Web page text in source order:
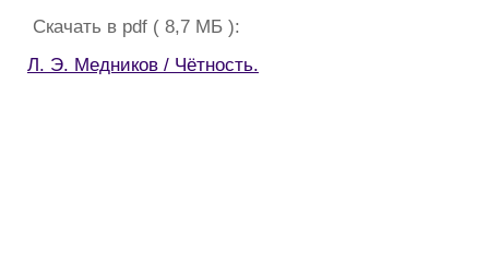
Скачать в pdf ( 8,7 МБ ):
Л. Э. Медников / Чётность.